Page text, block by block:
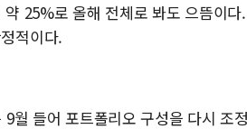
25%로 올해 전체로 봐도 으뜸이
적이다.
9월 들어 포트폴리오 구성을 다시 조